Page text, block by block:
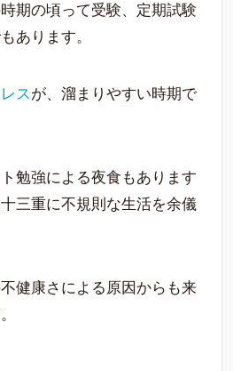
期の頃って受験、定期試験
あります。
スが、溜まりやすい時期で
勉強による夜食もあります
三重に不規則な生活を余儀
健康さによる原因からも来